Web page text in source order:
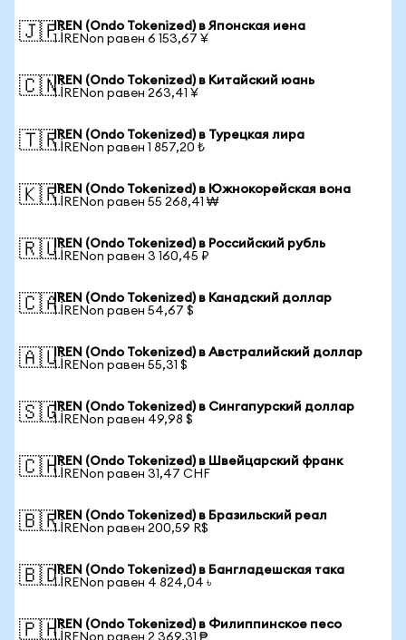
🇯🇵IREN (Ondo Tokenized) в Японская иена
1 IRENon равен 6 153,67 ¥
🇨🇳IREN (Ondo Tokenized) в Китайский юань
1 IRENon равен 263,41 ¥
🇹🇷IREN (Ondo Tokenized) в Турецкая лира
1 IRENon равен 1 857,20 ₺
🇰🇷IREN (Ondo Tokenized) в Южнокорейская вона
1 IRENon равен 55 268,41 ₩
🇷🇺IREN (Ondo Tokenized) в Российский рубль
1 IRENon равен 3 160,45 ₽
🇨🇦IREN (Ondo Tokenized) в Канадский доллар
1 IRENon равен 54,67 $
🇦🇺IREN (Ondo Tokenized) в Австралийский доллар
1 IRENon равен 55,31 $
🇸🇬IREN (Ondo Tokenized) в Сингапурский доллар
1 IRENon равен 49,98 $
🇨🇭IREN (Ondo Tokenized) в Швейцарский франк
1 IRENon равен 31,47 CHF
🇧🇷IREN (Ondo Tokenized) в Бразильский реал
1 IRENon равен 200,59 R$
🇧🇩IREN (Ondo Tokenized) в Бангладешская така
1 IRENon равен 4 824,04 ৳
🇵🇭IREN (Ondo Tokenized) в Филиппинское песо
1 IRENon равен 2 369,31 ₱